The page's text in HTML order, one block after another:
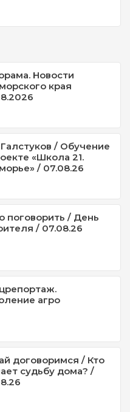
Новости
края
/ Обучение
«Школа 21.
/ 07.08.26
поговорить / День
/ 07.08.26
агро
договоримся / Кто
судьбу дома? /